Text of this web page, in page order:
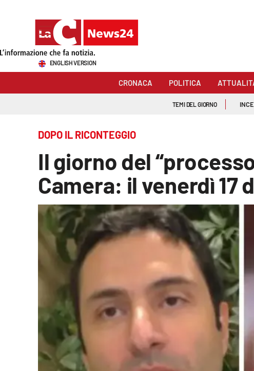
Sezioni
Economia e lavoro
ENGLISH VERSION
CRONACA POLITICA
TEMI DEL GIORNO
DOPO IL RICONTEGGIO
Il giorno del
Camera: il venerdì 17